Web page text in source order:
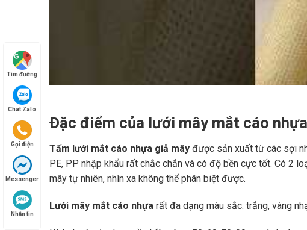
Đặc điểm của lưới mây mắt cáo nhựa
Tấm lưới mắt cáo nhựa giả mây được sản xuất từ các sợi
PE, PP nhập khẩu rất chắc chắn và có độ bền cực tốt. Có 2
mây tự nhiên, nhìn xa không thể phân biệt được.
Lưới mây mắt cáo nhựa rất đa dạng màu sắc: trắng, vàng
Tìm đường
Chat Zalo
Gọi điện
Messenger
Nhắn tin